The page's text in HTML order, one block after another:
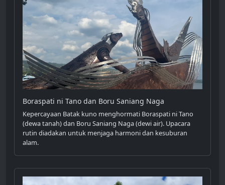
Boraspati ni Tano dan Boru Saniang Naga
Kepercayaan Batak kuno menghormati Boraspati ni Tano
(dewa tanah) dan Boru Saniang Naga (dewi air). Upacara
rutin diadakan untuk menjaga harmoni dan kesuburan
alam.